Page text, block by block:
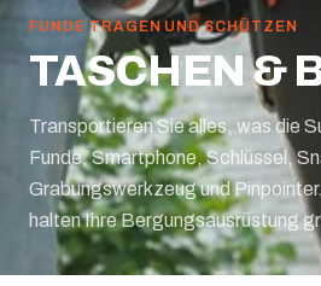
FUNDE TRAGEN UND SCHÜTZEN
TASCHEN &
Transportieren Sie alles, was die
Funde, Smartphone, Schlüssel,
Grabungswerkzeug und
halten Ihre Bergungsausrüstung